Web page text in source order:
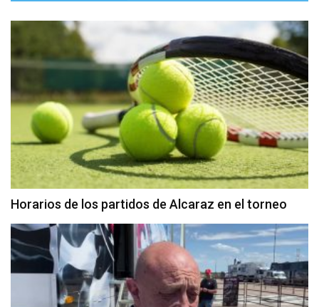
Horarios de los partidos de Alcaraz en el torneo